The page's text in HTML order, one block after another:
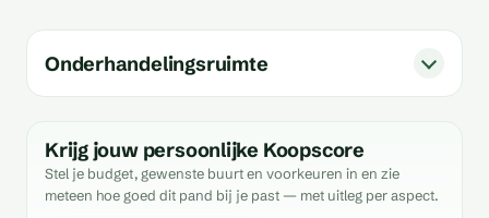
Onderhandelingsruimte
Krijg jouw persoonlijke Koopscore
Stel je budget, gewenste buurt en voorkeuren in en zie
meteen hoe goed dit pand bij je past — met uitleg per aspect.